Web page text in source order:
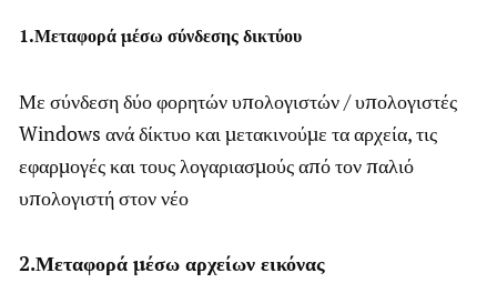
1.Μεταφορά μέσω σύνδεσης δικτύου
Με σύνδεση δύο φορητών υπολογιστών / υπολογιστές
Windows ανά δίκτυο και μετακινούμε τα αρχεία, τις
εφαρμογές και τους λογαριασμούς από τον παλιό
υπολογιστή στον νέο
2.Μεταφορά μέσω αρχείων εικόνας